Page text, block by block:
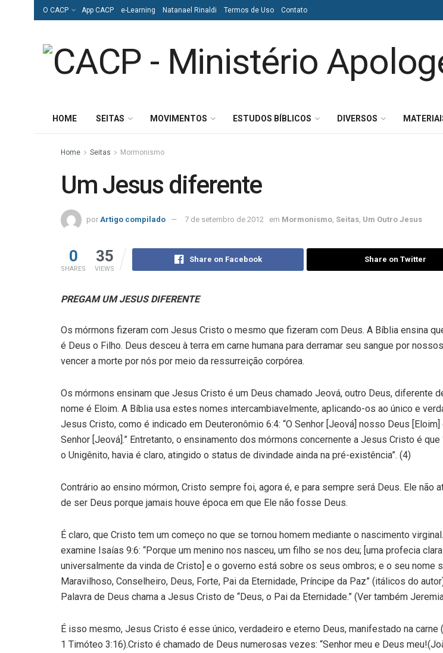
O CACP App CACP e-Learning Natanael Rinaldi Termos de Uso Contato
HOME SEITAS MOVIMENTOS ESTUDOS BÍBLICOS DIVERSOS
Home Seitas Mormonismo
Um Jesus diferente
por Artigo compilado 7 de setembro de 2012 em Mormonismo Seitas Um Outro Jesus
0
SHARES
35
VIEWS
Share on Facebook Share on Twitter
PREGAM UM JESUS DIFERENTE
Os mórmons fizeram com Jesus Cristo o mesmo que fizeram com Deus. A Bíblia ensina
é Deus o Filho. Deus desceu à terra em carne humana para derramar seu sangue por
vencer a morte por nós por meio da ressurreição corpórea.
Os mórmons ensinam que Jesus Cristo é um Deus chamado Jeová, outro Deus, diferente
nome é Eloim. A Bíblia usa estes nomes intercambiavelmente, aplicando-os ao único e
Jesus Cristo, como é indicado em Deuteronômio 6:4: “O Senhor [Jeová] nosso Deus [Eloim]
Senhor [Jeová].” Entretanto, o ensinamento dos mórmons concernente a Jesus Cristo é que
o Unigênito, havia é claro, atingido o status de divindade ainda na pré-existência”. (4)
Contrário ao ensino mórmon, Cristo sempre foi, agora é, e para sempre será Deus. Ele não
de ser Deus porque jamais houve época em que Ele não fosse Deus.
É claro, que Cristo tem um começo no que se tornou homem mediante o nascimento
examine Isaías 9:6: “Porque um menino nos nasceu, um filho se nos deu; [uma profecia
universalmente da vinda de Cristo] e o governo está sobre os seus ombros; e o seu nome
Maravilhoso, Conselheiro, Deus, Forte, Pai da Eternidade, Príncipe da Paz” (itálicos do
Palavra de Deus chama a Jesus Cristo de “Deus, o Pai da Eternidade.” (Ver também
É isso mesmo, Jesus Cristo é esse único, verdadeiro e eterno Deus, manifestado na carne
1 Timóteo 3:16).Cristo é chamado de Deus numerosas vezes: “Senhor meu e Deus